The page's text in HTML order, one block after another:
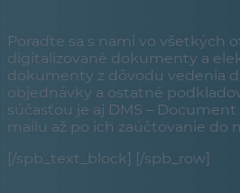
Poraďte sa s nami vo všetkých
digitalizované dokumenty a
dokumenty z dôvodu vedenia
objednávky a ostatné
súčasťou je aj DMS –
mailu až po ich zaúčtovanie do
[/spb_text_block] [/spb_row]